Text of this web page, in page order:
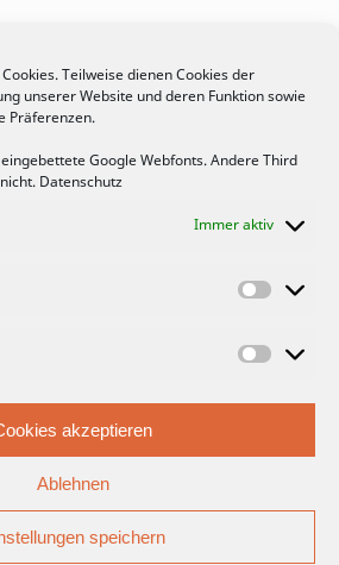
Teilweise dienen Cookies der
unserer Website und deren Funktion sowie
Präferenzen.
Google Webfonts. Andere Third
Datenschutz
Immer aktiv
akzeptieren
Ablehnen
speichern
und die Inhalte zu